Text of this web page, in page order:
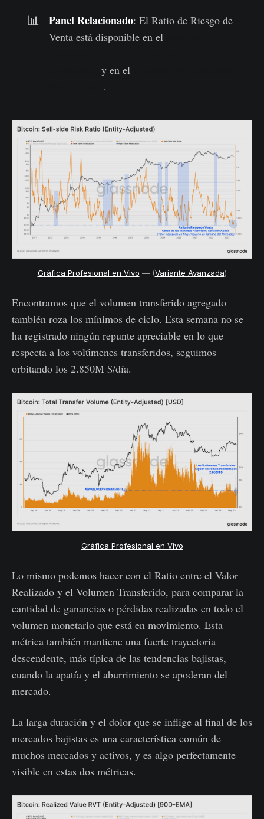
📊 Panel Relacionado: El Ratio de Riesgo de
Venta está disponible en el
y en el
.
Gráfica Profesional en Vivo — (Variante Avanzada)
Encontramos que el volumen transferido agregado
también roza los mínimos de ciclo. Esta semana no se
ha registrado ningún repunte apreciable en lo que
respecta a los volúmenes transferidos, seguimos
orbitando los 2.850M $/día.
Gráfica Profesional en Vivo
Lo mismo podemos hacer con el Ratio entre el Valor
Realizado y el Volumen Transferido, para comparar la
cantidad de ganancias o pérdidas realizadas en todo el
volumen monetario que está en movimiento. Esta
métrica también mantiene una fuerte trayectoria
descendente, más típica de las tendencias bajistas,
cuando la apatía y el aburrimiento se apoderan del
mercado.
La larga duración y el dolor que se inflige al final de los
mercados bajistas es una característica común de
muchos mercados y activos, y es algo perfectamente
visible en estas dos métricas.